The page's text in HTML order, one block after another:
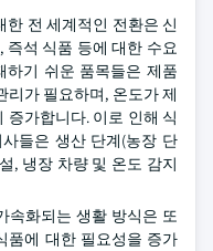
전 세계적인 전환은 신
즉석 식품 등에 대한 수요
하기 쉬운 품목들은 제품
가 필요하며, 온도가 제
가합니다. 이로 인해 식
들은 생산 단계(농장 단
, 냉장 차량 및 온도 감지
속화되는 생활 방식은 또
품에 대한 필요성을 증가